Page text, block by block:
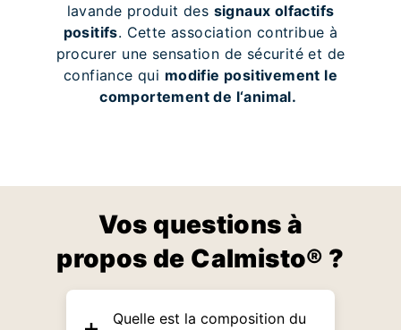
lavande produit des signaux olfactifs
positifs. Cette association contribue à
procurer une sensation de sécurité et de
confiance qui modifie positivement le
comportement de l‘animal.
Vos questions à
propos de Calmisto® ?
Quelle est la composition du